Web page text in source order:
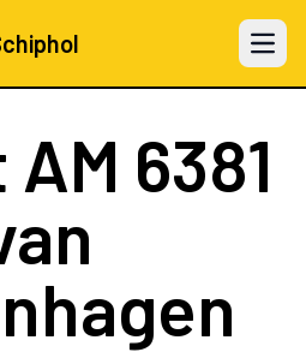
Open
AM 6381